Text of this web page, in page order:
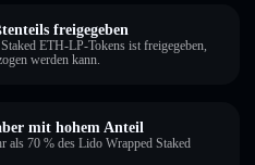
freigegeben
ETH-LP-Tokens ist freigegeben,
werden kann.
mit hohem Anteil
als 70 % des Lido Wrapped Staked